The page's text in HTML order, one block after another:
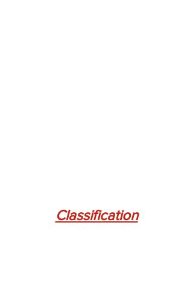
Classification